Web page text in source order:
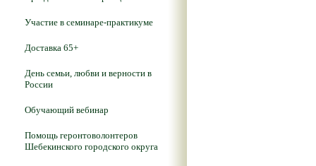
Участие в семинаре-практикуме
Доставка 65+
День семьи, любви и верности в
России
Обучающий вебинар
Помощь геронтоволонтеров
Шебекинского городского округа